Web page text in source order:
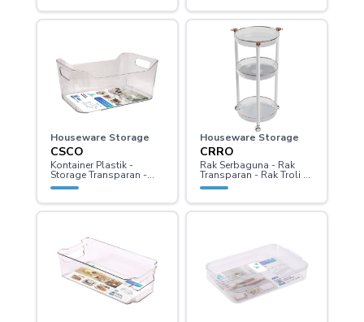
Houseware Storage
CSCO
Kontainer Plastik -
Storage Transparan -
Storage Plastik
Houseware Storage
CRRO
Rak Serbaguna - Rak
Transparan - Rak Troli -
Trolley - Rak Putar